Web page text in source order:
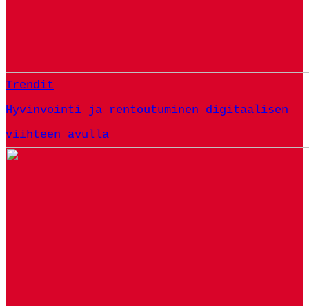
Trendit
Hyvinvointi ja rentoutuminen digitaalisen
viihteen avulla